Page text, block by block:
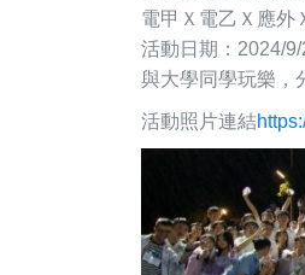
電甲Ｘ電乙Ｘ應外
活動日期：2024/
與大學同學玩樂，
活動照片連結